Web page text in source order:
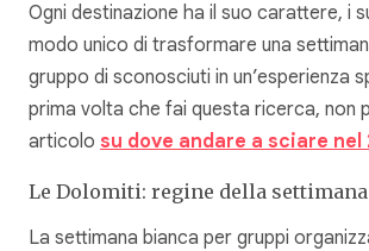
Ogni destinazione ha il suo carattere, i
modo unico di trasformare una
gruppo di sconosciuti in un’esperienza
prima volta che fai questa ricerca, non
articolo su dove andare a sciare nel
Le Dolomiti: regine della
La settimana bianca per gruppi